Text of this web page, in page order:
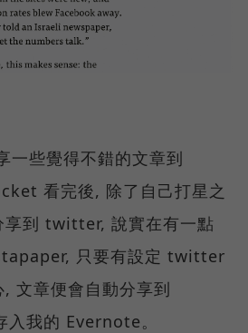
一些覺得不錯的文章到
看完後, 除了自己打星之
享到 twitter, 說實在有一點
只要有設定 twitter
文章便會自動分享到
我的 Evernote。